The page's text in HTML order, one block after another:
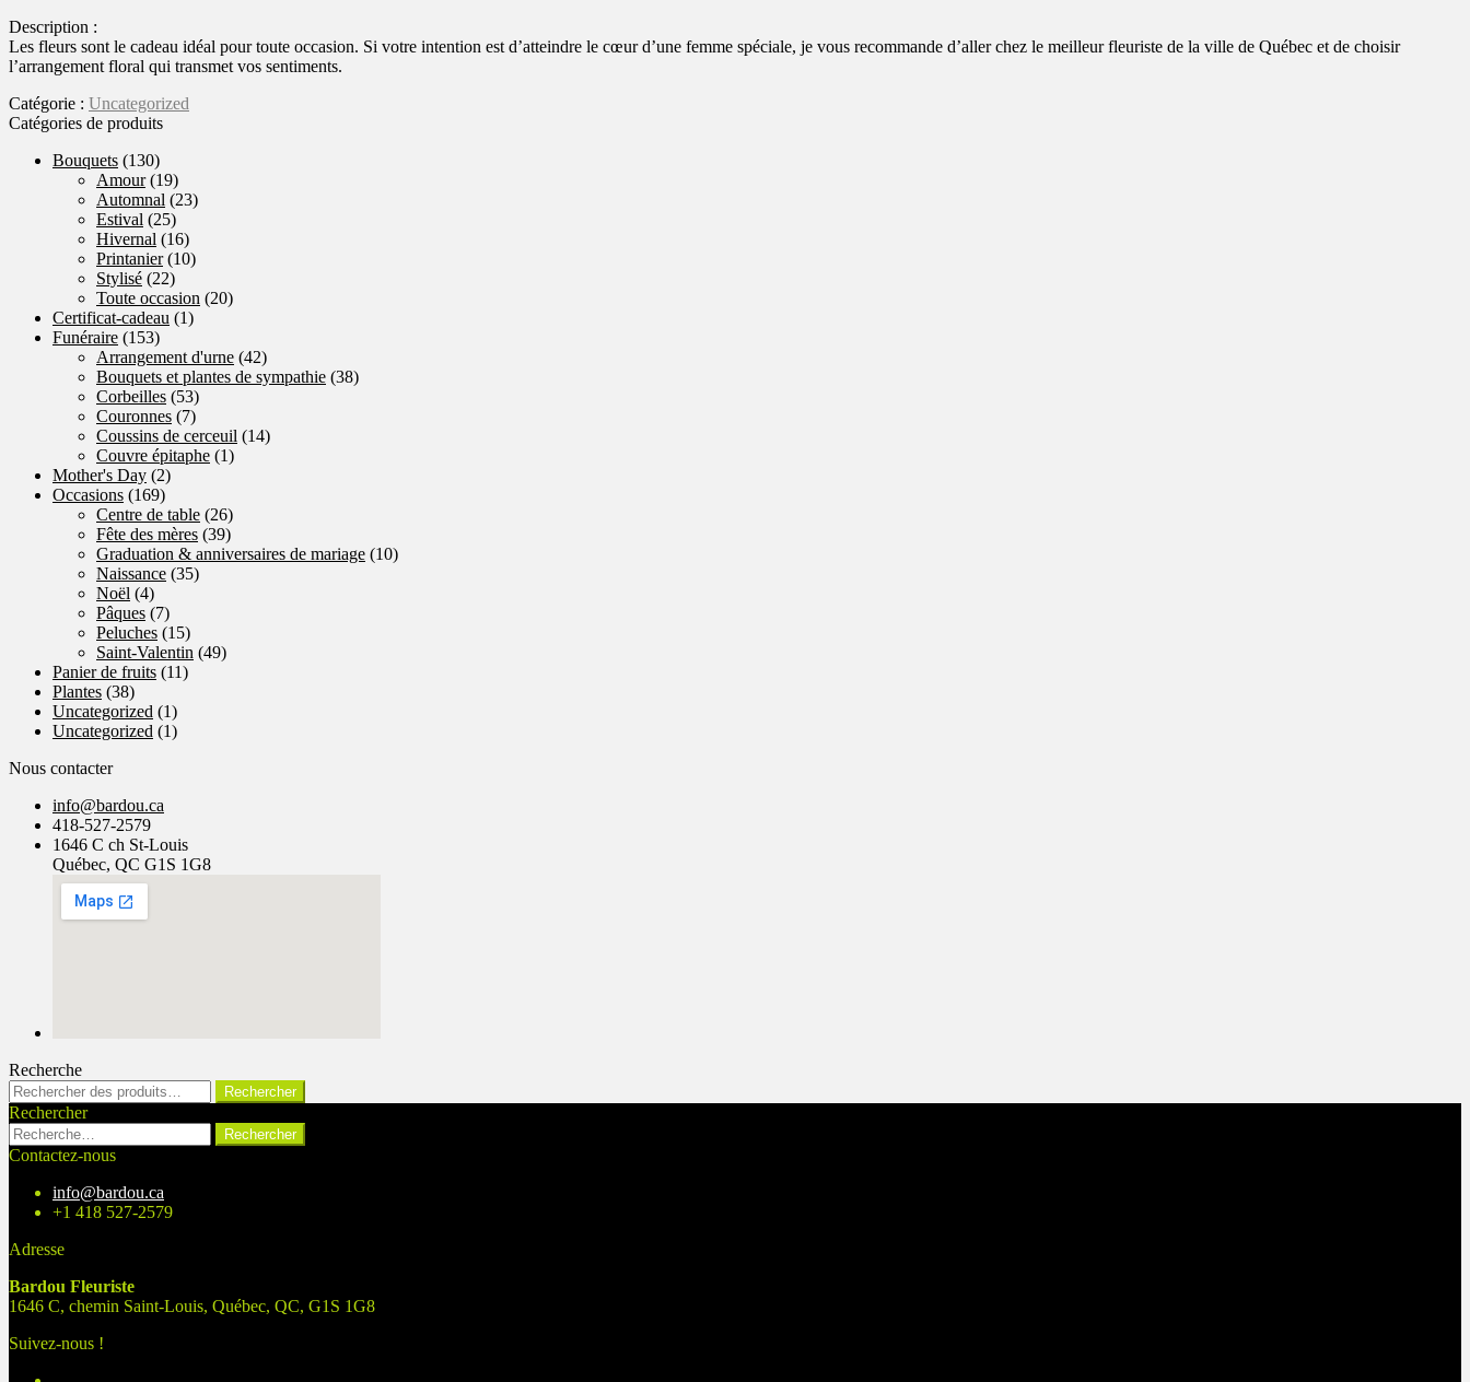
Description :
Les fleurs sont le cadeau idéal pour toute occasion. Si votre intention est d’atteindre le cœur d’une femme spéciale, je vous recommande d’aller chez le meilleur fleuriste de la ville de Québec et de choisir
l’arrangement floral qui transmet vos sentiments.
Catégorie : Uncategorized
Catégories de produits
Bouquets (130)
Amour (19)
Automnal (23)
Estival (25)
Hivernal (16)
Printanier (10)
Stylisé (22)
Toute occasion (20)
Certificat-cadeau (1)
Funéraire (153)
Arrangement d'urne (42)
Bouquets et plantes de sympathie (38)
Corbeilles (53)
Couronnes (7)
Coussins de cerceuil (14)
Couvre épitaphe (1)
Mother's Day (2)
Occasions (169)
Centre de table (26)
Fête des mères (39)
Graduation & anniversaires de mariage (10)
Naissance (35)
Noël (4)
Pâques (7)
Peluches (15)
Saint-Valentin (49)
Panier de fruits (11)
Plantes (38)
Uncategorized (1)
Uncategorized (1)
Nous contacter
info@bardou.ca
418-527-2579
1646 C ch St-Louis
Québec, QC G1S 1G8
Recherche
Rechercher :
Rechercher
Rechercher
Rechercher :
Contactez-nous
info@bardou.ca
+1 418 527-2579
Adresse
Bardou Fleuriste
1646 C, chemin Saint-Louis, Québec, QC, G1S 1G8
Suivez-nous !